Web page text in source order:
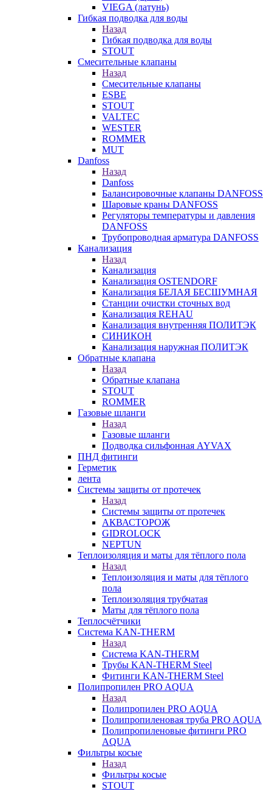
VIEGA (латунь)
Гибкая подводка для воды
Назад
Гибкая подводка для воды
STOUT
Смесительные клапаны
Назад
Смесительные клапаны
ESBE
STOUT
VALTEC
WESTER
ROMMER
MUT
Danfoss
Назад
Danfoss
Балансировочные клапаны DANFOSS
Шаровые краны DANFOSS
Регуляторы температуры и давления
DANFOSS
Трубопроводная арматура DANFOSS
Канализация
Назад
Канализация
Канализация OSTENDORF
Канализация БЕЛАЯ БЕСШУМНАЯ
Станции очистки сточных вод
Канализация REHAU
Канализация внутренняя ПОЛИТЭК
СИНИКОН
Канализация наружная ПОЛИТЭК
Обратные клапана
Назад
Обратные клапана
STOUT
ROMMER
Газовые шланги
Назад
Газовые шланги
Подводка сильфонная AYVAX
ПНД фитинги
Герметик
лента
Системы защиты от протечек
Назад
Системы защиты от протечек
АКВАСТОРОЖ
GIDROLOCK
NEPTUN
Теплоизоляция и маты для тёплого пола
Назад
Теплоизоляция и маты для тёплого
пола
Теплоизоляция трубчатая
Маты для тёплого пола
Теплосчётчики
Система KAN-THERM
Назад
Система KAN-THERM
Трубы KAN-THERM Steel
Фитинги KAN-THERM Steel
Полипропилен PRO AQUA
Назад
Полипропилен PRO AQUA
Полипропиленовая труба PRO AQUA
Полипропиленовые фитинги PRO
AQUA
Фильтры косые
Назад
Фильтры косые
STOUT